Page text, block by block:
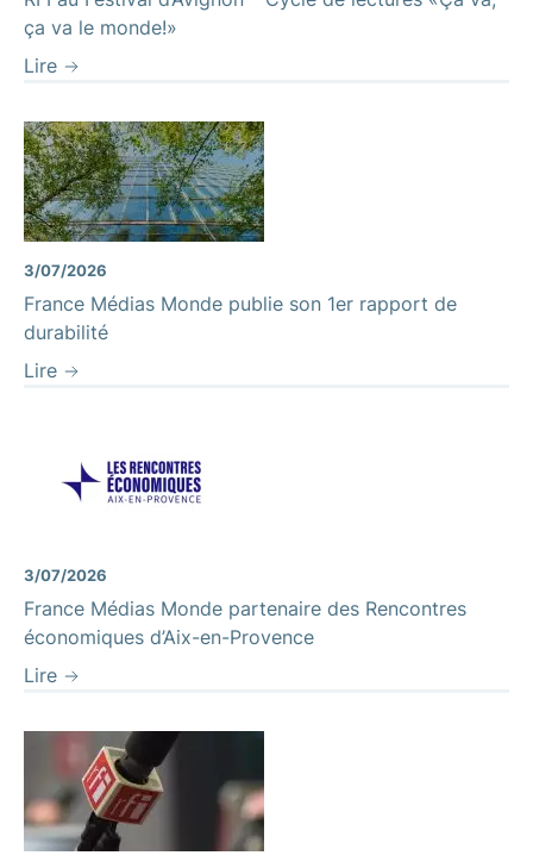
ça va le monde!»
Lire
3/07/2026
France Médias Monde publie son 1er rapport de
durabilité
Lire
3/07/2026
France Médias Monde partenaire des Rencontres
économiques d’Aix-en-Provence
Lire